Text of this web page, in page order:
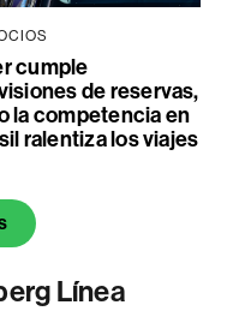
cumple
de reservas,
la competencia en
ralentiza los viajes
Línea